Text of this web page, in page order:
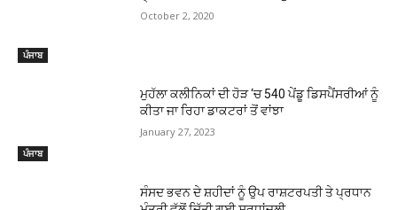
ਪੰਜਾਬ
October 2, 2020
ਪੰਜਾਬ
ਮੁਹੱਲਾ ਕਲੀਨਿਕਾਂ ਦੀ ਹੋੜ ‘ਚ 540 ਪੇਂਡੂ ਡਿਸਪੈਂਸਰੀਆਂ ਨੂੰ
ਕੀਤਾ ਜਾ ਰਿਹਾ ਡਾਕਟਰਾਂ ਤੋਂ ਵਾਂਝਾ
January 27, 2023
ਸੰਸਦ ਭਵਨ ਦੇ ਸ਼ਹੀਦਾਂ ਨੂੰ ਉਪ ਰਾਸ਼ਟਰਪਤੀ ਤੇ ਪ੍ਰਧਾਨ